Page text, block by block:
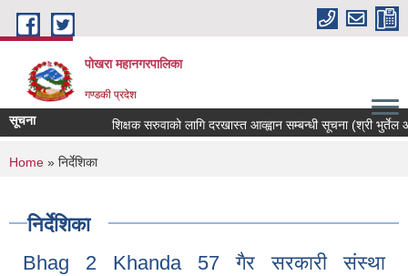
Skip to main content
पोखरा महानगरपालिका
गण्डकी प्रदेश
सूचना शिक्षक सरुवाको लागि दरखास्त आव्ह्वान सम्बन्धी सूचना (श्री भुर्तेल
You are here
Home » निर्देशिका
निर्देशिका
Bhag 2 Khanda 57 गैर सरकारी संस्था